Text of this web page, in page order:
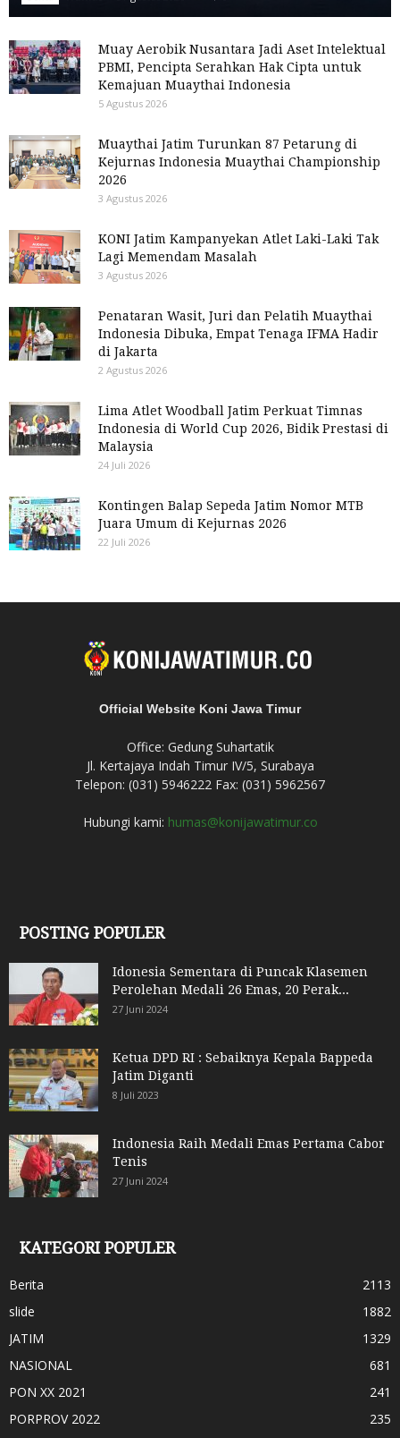
Muay Aerobik Nusantara Jadi Aset Intelektual
PBMI, Pencipta Serahkan Hak Cipta untuk
Kemajuan Muaythai Indonesia
5 Agustus 2026
Muaythai Jatim Turunkan 87 Petarung di
Kejurnas Indonesia Muaythai Championship
2026
3 Agustus 2026
KONI Jatim Kampanyekan Atlet Laki-Laki Tak
Lagi Memendam Masalah
3 Agustus 2026
Penataran Wasit, Juri dan Pelatih Muaythai
Indonesia Dibuka, Empat Tenaga IFMA Hadir
di Jakarta
2 Agustus 2026
Lima Atlet Woodball Jatim Perkuat Timnas
Indonesia di World Cup 2026, Bidik Prestasi di
Malaysia
24 Juli 2026
Kontingen Balap Sepeda Jatim Nomor MTB
Juara Umum di Kejurnas 2026
22 Juli 2026
Official Website Koni Jawa Timur
Office: Gedung Suhartatik
Jl. Kertajaya Indah Timur IV/5, Surabaya
Telepon: (031) 5946222 Fax: (031) 5962567
Hubungi kami: humas@konijawatimur.co
POSTING POPULER
Idonesia Sementara di Puncak Klasemen
Perolehan Medali 26 Emas, 20 Perak...
27 Juni 2024
Ketua DPD RI : Sebaiknya Kepala Bappeda
Jatim Diganti
8 Juli 2023
Indonesia Raih Medali Emas Pertama Cabor
Tenis
27 Juni 2024
KATEGORI POPULER
Berita
2113
slide
1882
JATIM
1329
NASIONAL
681
PON XX 2021
241
PORPROV 2022
235